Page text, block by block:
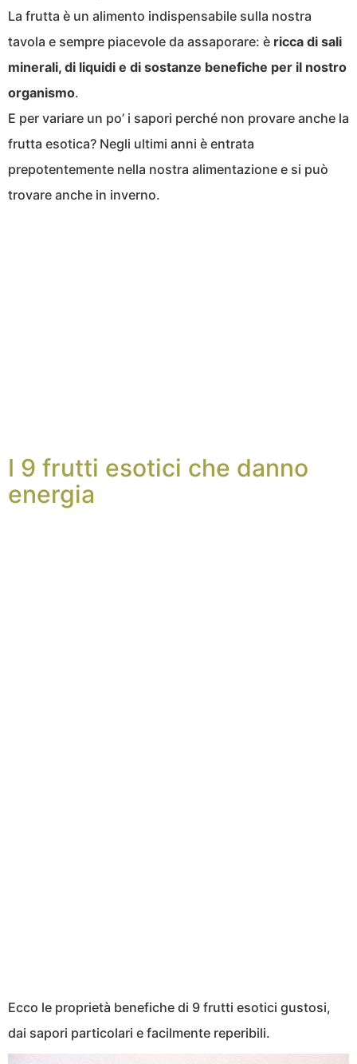
La frutta è un alimento indispensabile sulla nostra
tavola e sempre piacevole da assaporare: è ricca di sali
minerali, di liquidi e di sostanze benefiche per il nostro
organismo.
E per variare un po’ i sapori perché non provare anche la
frutta esotica? Negli ultimi anni è entrata
prepotentemente nella nostra alimentazione e si può
trovare anche in inverno.
I 9 frutti esotici che danno
energia
Ecco le proprietà benefiche di 9 frutti esotici gustosi,
dai sapori particolari e facilmente reperibili.